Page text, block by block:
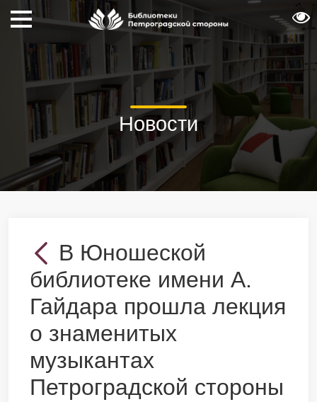
Новости
В Юношеской
библиотеке имени А.
Гайдара прошла лекция
о знаменитых
музыкантах
Петроградской стороны